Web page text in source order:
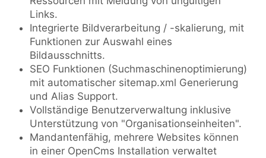
Links.
Integrierte Bildverarbeitung / -skalierung, mit
Funktionen zur Auswahl eines
Bildausschnitts.
SEO Funktionen (Suchmaschinenoptimierung)
mit automatischer sitemap.xml Generierung
und Alias Support.
Vollständige Benutzerverwaltung inklusive
Unterstützung von "Organisationseinheiten".
Mandantenfähig, mehrere Websites können
in einer OpenCms Installation verwaltet